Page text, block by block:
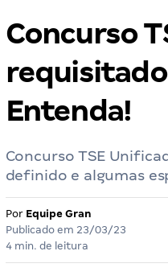
Concurso
Entenda!
Concurso TSE
definido e algumas
Por Equipe Gran
Publicado em 23/03/23
4 min. de leitura